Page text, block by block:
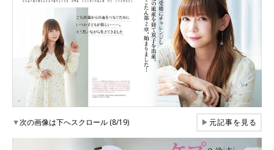
▼次の画像は下へスクロール (8/19) ▶元記事を見る